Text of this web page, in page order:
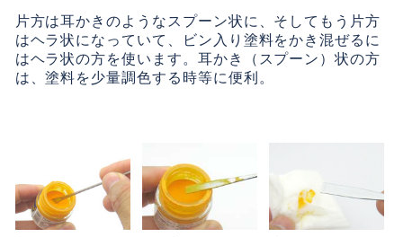
片方は耳かきのようなスプーン状に、そしてもう片方
はヘラ状になっていて、ビン入り塗料をかき混ぜるに
はヘラ状の方を使います。耳かき（スプーン）状の方
は、塗料を少量調色する時等に便利。